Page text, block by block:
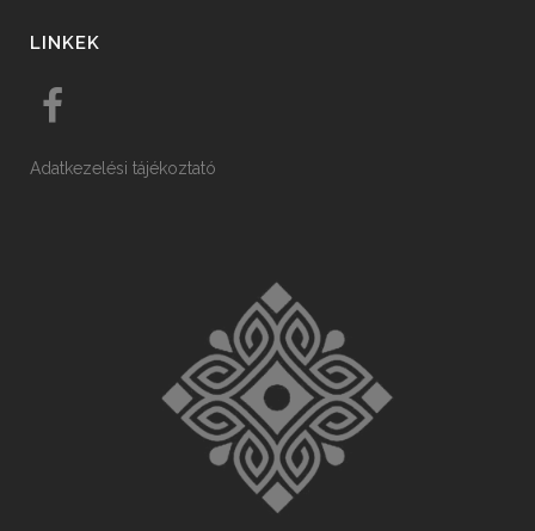
LINKEK
Adatkezelési tájékoztató